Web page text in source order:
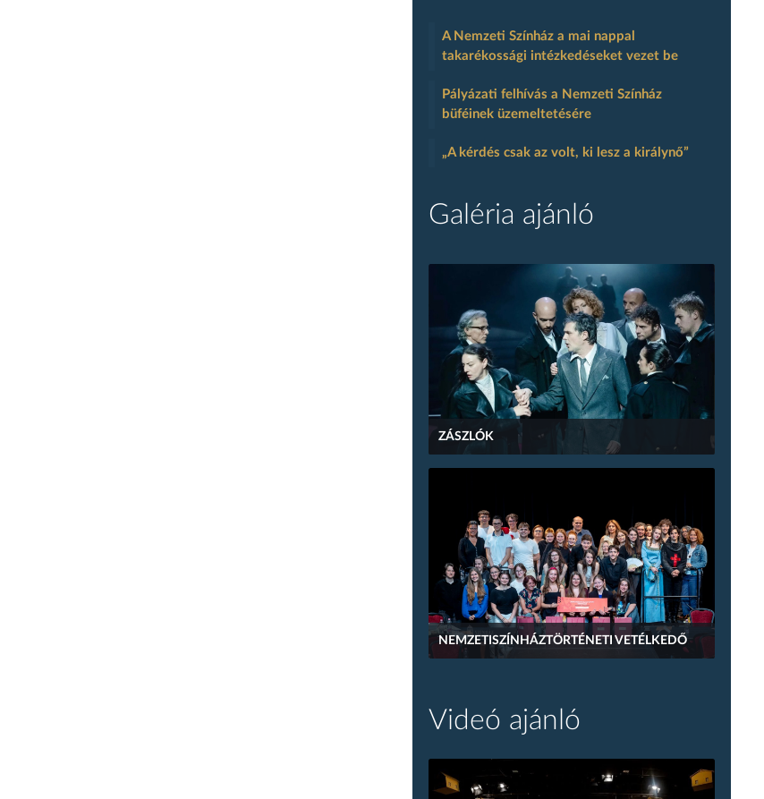
A Nemzeti Színház a mai nappal
takarékossági intézkedéseket vezet be
Pályázati felhívás a Nemzeti Színház
büféinek üzemeltetésére
„A kérdés csak az volt, ki lesz a királynő”
Galéria ajánló
ZÁSZLÓK
NEMZETISZÍNHÁZTÖRTÉNETI VETÉLKEDŐ
Videó ajánló